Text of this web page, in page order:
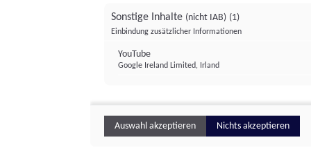
Sonstige Inhalte (nicht IAB) (1)
Einbindung zusätzlicher Informationen
YouTube
Google Ireland Limited, Irland
Auswahl akzeptieren Nichts akzeptieren